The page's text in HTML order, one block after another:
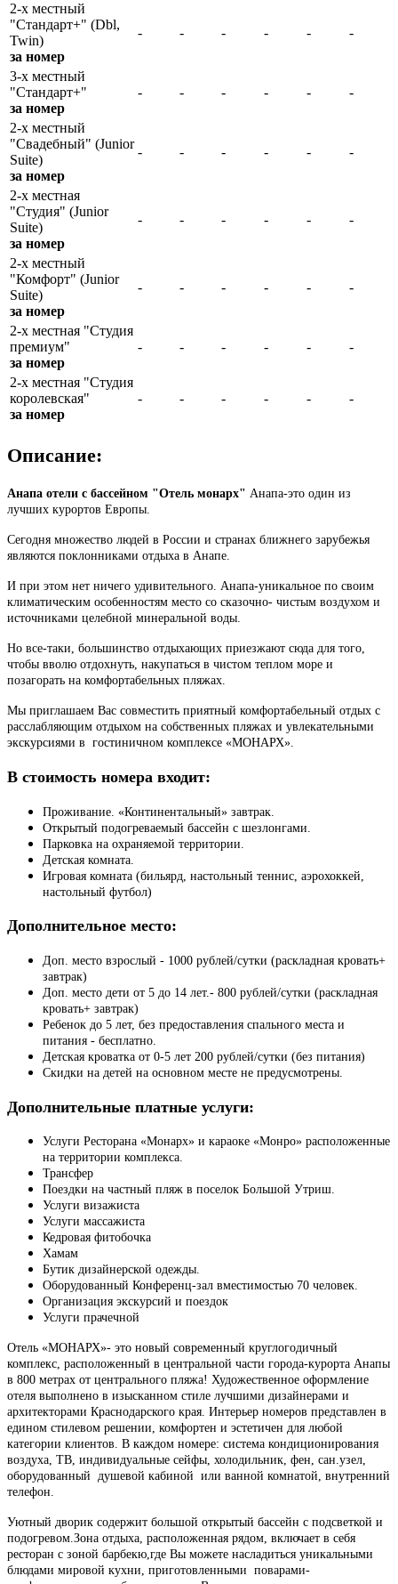
2-х местный
"Стандарт+" (Dbl,
Twin)
за номер
- - - - - -
3-х местный
"Стандарт+"
за номер
- - - - - -
2-х местный
"Свадебный" (Junior
Suite)
за номер
- - - - - -
2-х местная
"Студия" (Junior
Suite)
за номер
- - - - - -
2-х местный
"Комфорт" (Junior
Suite)
за номер
- - - - - -
2-х местная "Студия
премиум"
за номер
- - - - - -
2-х местная "Студия
королевская"
за номер
- - - - - -
Описание:
Анапа отели с бассейном "Отель монарх" Анапа-это один из
лучших курортов Европы.
Сегодня множество людей в России и странах ближнего зарубежья
являются поклонниками отдыха в Анапе.
И при этом нет ничего удивительного. Анапа-уникальное по своим
климатическим особенностям место со сказочно- чистым воздухом и
источниками целебной минеральной воды.
Но все-таки, большинство отдыхающих приезжают сюда для того,
чтобы вволю отдохнуть, накупаться в чистом теплом море и
позагорать на комфортабельных пляжах.
Мы приглашаем Вас совместить приятный комфортабельный отдых с
расслабляющим отдыхом на собственных пляжах и увлекательными
экскурсиями в гостиничном комплексе «МОНАРХ».
В стоимость номера входит:
Проживание. «Континентальный» завтрак.
Открытый подогреваемый бассейн с шезлонгами.
Парковка на охраняемой территории.
Детская комната.
Игровая комната (бильярд, настольный теннис, аэрохоккей,
настольный футбол)
Дополнительное место:
Доп. место взрослый - 1000 рублей/сутки (раскладная кровать+
завтрак)
Доп. место дети от 5 до 14 лет.- 800 рублей/сутки (раскладная
кровать+ завтрак)
Ребенок до 5 лет, без предоставления спального места и
питания - бесплатно.
Детская кроватка от 0-5 лет 200 рублей/сутки (без питания)
Скидки на детей на основном месте не предусмотрены.
Дополнительные платные услуги:
Услуги Ресторана «Монарх» и караоке «Монро» расположенные
на территории комплекса.
Трансфер
Поездки на частный пляж в поселок Большой Утриш.
Услуги визажиста
Услуги массажиста
Кедровая фитобочка
Хамам
Бутик дизайнерской одежды.
Оборудованный Конференц-зал вместимостью 70 человек.
Организация экскурсий и поездок
Услуги прачечной
Отель «МОНАРХ»- это новый современный круглогодичный
комплекс, расположенный в центральной части города-курорта Анапы
в 800 метрах от центрального пляжа! Художественное оформление
отеля выполнено в изысканном стиле лучшими дизайнерами и
архитекторами Краснодарского края. Интерьер номеров представлен в
едином стилевом решении, комфортен и эстетичен для любой
категории клиентов. В каждом номере: система кондиционирования
воздуха, ТВ, индивидуальные сейфы, холодильник, фен, сан.узел,
оборудованный душевой кабиной или ванной комнатой, внутренний
телефон.
Уютный дворик содержит большой открытый бассейн с подсветкой и
подогревом.Зона отдыха, расположенная рядом, включает в себя
ресторан с зоной барбекю,где Вы можете насладиться уникальными
блюдами мировой кухни, приготовленными поварами-